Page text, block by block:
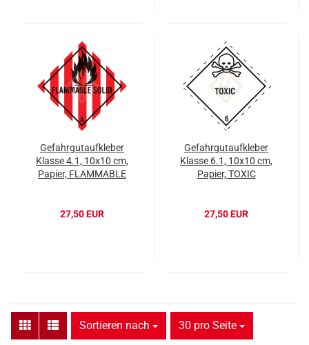
Gefahrgutaufkleber
Klasse 4.1, 10x10 cm,
Papier, FLAMMABLE
27,50 EUR
Gefahrgutaufkleber
Klasse 6.1, 10x10 cm,
Papier, TOXIC
27,50 EUR
Sortieren nach
Sortieren nach 30 pro Seite
pro Seite